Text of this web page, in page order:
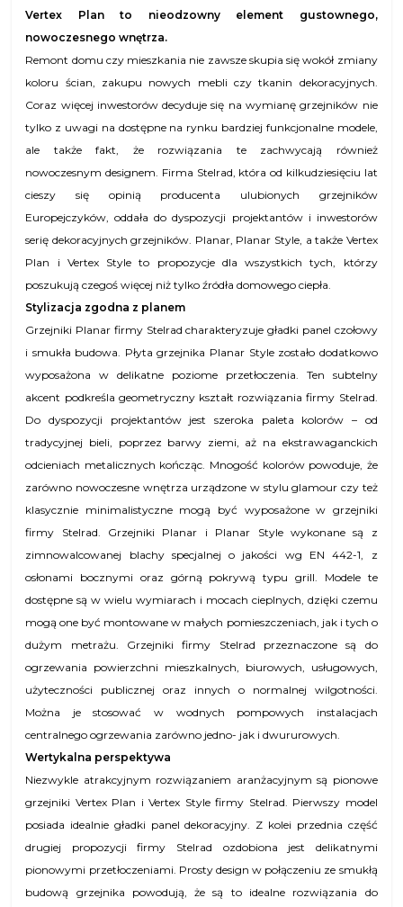
Vertex Plan to nieodzowny element gustownego,
nowoczesnego wnętrza.
Remont domu czy mieszkania nie zawsze skupia się wokół zmiany
koloru ścian, zakupu nowych mebli czy tkanin dekoracyjnych.
Coraz więcej inwestorów decyduje się na wymianę grzejników nie
tylko z uwagi na dostępne na rynku bardziej funkcjonalne modele,
ale także fakt, że rozwiązania te zachwycają również
nowoczesnym designem. Firma Stelrad, która od kilkudziesięciu lat
cieszy się opinią producenta ulubionych grzejników
Europejczyków, oddała do dyspozycji projektantów i inwestorów
serię dekoracyjnych grzejników. Planar, Planar Style, a także Vertex
Plan i Vertex Style to propozycje dla wszystkich tych, którzy
poszukują czegoś więcej niż tylko źródła domowego ciepła.
Stylizacja zgodna z planem
Grzejniki Planar firmy Stelrad charakteryzuje gładki panel czołowy
i smukła budowa. Płyta grzejnika Planar Style zostało dodatkowo
wyposażona w delikatne poziome przetłoczenia. Ten subtelny
akcent podkreśla geometryczny kształt rozwiązania firmy Stelrad.
Do dyspozycji projektantów jest szeroka paleta kolorów – od
tradycyjnej bieli, poprzez barwy ziemi, aż na ekstrawaganckich
odcieniach metalicznych kończąc. Mnogość kolorów powoduje, że
zarówno nowoczesne wnętrza urządzone w stylu glamour czy też
klasycznie minimalistyczne mogą być wyposażone w grzejniki
firmy Stelrad. Grzejniki Planar i Planar Style wykonane są z
zimnowalcowanej blachy specjalnej o jakości wg EN 442-1, z
osłonami bocznymi oraz górną pokrywą typu grill. Modele te
dostępne są w wielu wymiarach i mocach cieplnych, dzięki czemu
mogą one być montowane w małych pomieszczeniach, jak i tych o
dużym metrażu. Grzejniki firmy Stelrad przeznaczone są do
ogrzewania powierzchni mieszkalnych, biurowych, usługowych,
użyteczności publicznej oraz innych o normalnej wilgotności.
Można je stosować w wodnych pompowych instalacjach
centralnego ogrzewania zarówno jedno- jak i dwururowych.
Wertykalna perspektywa
Niezwykle atrakcyjnym rozwiązaniem aranżacyjnym są pionowe
grzejniki Vertex Plan i Vertex Style firmy Stelrad. Pierwszy model
posiada idealnie gładki panel dekoracyjny. Z kolei przednia część
drugiej propozycji firmy Stelrad ozdobiona jest delikatnymi
pionowymi przetłoczeniami. Prosty design w połączeniu ze smukłą
budową grzejnika powodują, że są to idealne rozwiązania do